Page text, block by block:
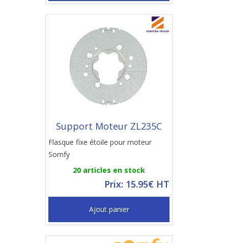
Support Moteur ZL235C
Flasque fixe étoile pour moteur
Somfy
20 articles en stock
Prix: 15.95€ HT
Ajout panier